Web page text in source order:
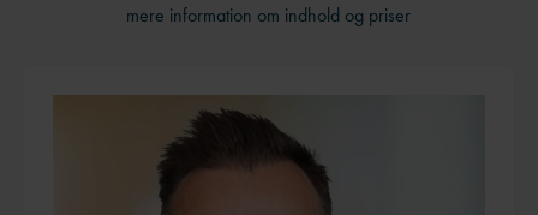
mere information om indhold og priser